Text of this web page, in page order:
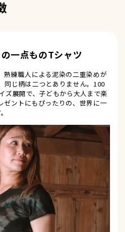
一点ものTシャツ
熟練職人による泥染の二重染めが
同じ柄は二つとありません。100
ズ展開で、子どもから大人まで楽
ゼントにもぴったりの、世界に一